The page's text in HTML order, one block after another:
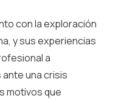
con la exploración
y sus experiencias
a
una crisis
motivos que